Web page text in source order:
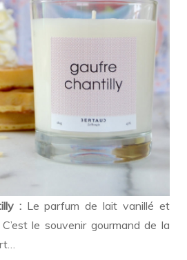
:Le parfum de lait vanillé et
le souvenir gourmand de la